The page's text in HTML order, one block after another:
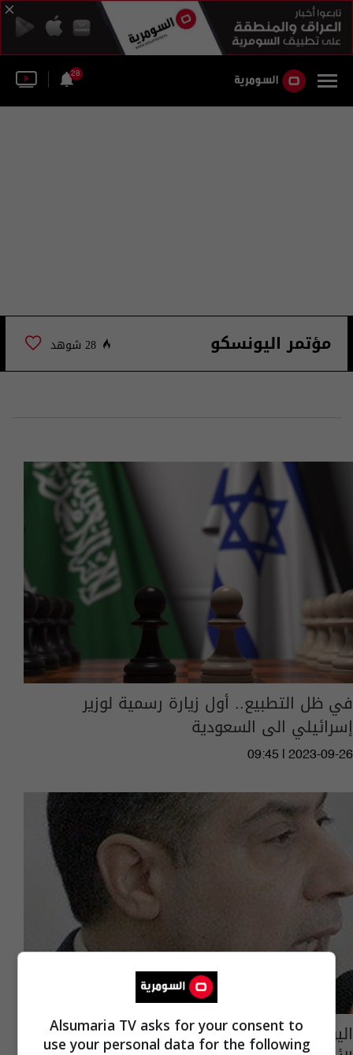
28
مؤتمر اليونسكو 28 شوهد
في ظل التطبيع.. أول زيارة رسمية لوزير
إسرائيلي الى السعودية
09:45 | 2023-09-26
اليونسكو تبدأ بمناقشة الملف العراقي بشأن ضم
Alsumaria TV asks for your consent to
use your personal data for the following